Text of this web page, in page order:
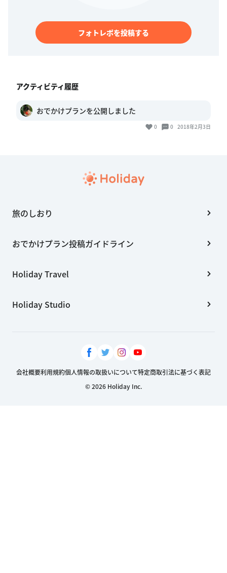
フォトレポを投稿する
アクティビティ履歴
おでかけプランを公開しました
0 0 2018年2月3日
旅のしおり
おでかけプラン投稿ガイドライン
Holiday Travel
Holiday Studio
会社概要利用規約個人情報の取扱いについて特定商取引法に基づく表記
© 2026 Holiday Inc.